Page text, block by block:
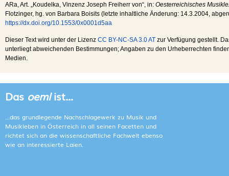
ARa , Art. „Koudelka, Vinzenz Joseph Freiherr von“, in: Oesterreichisches
Flotzinger, hg. von Barbara Boisits (letzte inhaltliche Änderung: 14.3.2004 ,
https://dx.doi.org/10.1553/0x0001d5aa
Dieser Text wird unter der Lizenz CC BY-NC-SA 3.0 AT zur Verfügung gestellt.
unterliegt abweichenden Bestimmungen; Angaben zu den Urheberrechten
Medien.
Das oemlist...
...das grundlegende Nachschlagewerk zu Musik und
Musikleben in Österreich in all seinen Facetten und
richtet sich an die wissenschaftliche Fachwelt ebenso
wie an interessierte Laien.